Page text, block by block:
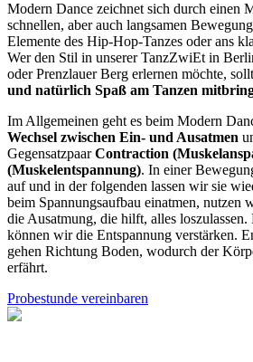
Modern Dance zeichnet sich durch einen
schnellen, aber auch langsamen
Elemente des Hip-Hop-Tanzes oder ans
Wer den Stil in unserer TanzZwiEt in
oder Prenzlauer Berg erlernen möchte,
und natürlich Spaß am Tanzen
Im Allgemeinen geht es beim Modern
Wechsel zwischen Ein- und Ausatmen
GegensatzpaarContraction
(Muskelentspannung). In einer
auf und in der folgenden lassen wir sie
beim Spannungsaufbau einatmen, nutzen
die Ausatmung, die hilft, alles
können wir die Entspannung verstärken.
gehen Richtung Boden, wodurch der
erfährt.
Probestunde vereinbaren